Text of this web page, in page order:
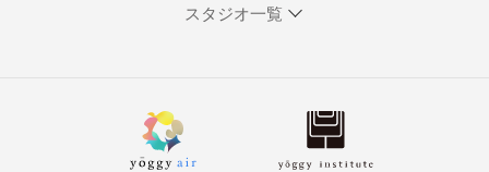
スタジオ一覧